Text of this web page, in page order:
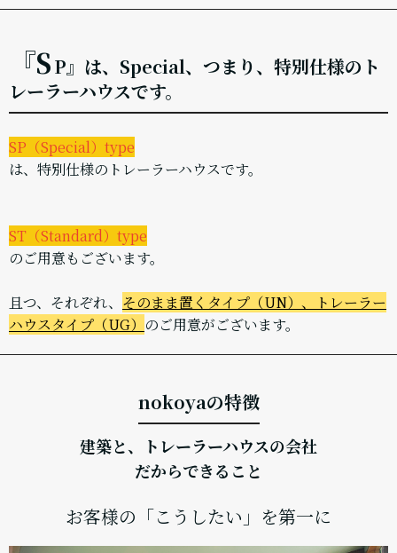
『SP』は、Special、つまり、特別仕様のト
レーラーハウスです。
SP（Special）type
は、特別仕様のトレーラーハウスです。
ST（Standard）type
のご用意もございます。
且つ、それぞれ、 そのまま置くタイプ（UN）、トレーラー
ハウスタイプ（UG） のご用意がございます。
nokoyaの特徴
建築と、トレーラーハウスの会社
だからできること
お客様の「こうしたい」を第一に